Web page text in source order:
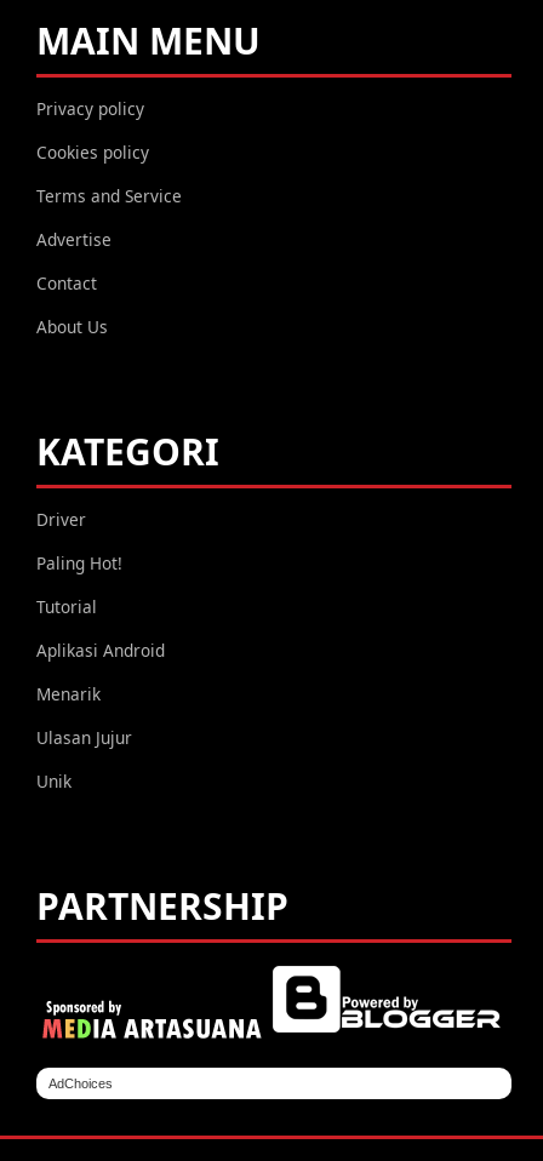
MAIN MENU
Privacy policy
Cookies policy
Terms and Service
Advertise
Contact
About Us
KATEGORI
Driver
Paling Hot!
Tutorial
Aplikasi Android
Menarik
Ulasan Jujur
Unik
PARTNERSHIP
AdChoices